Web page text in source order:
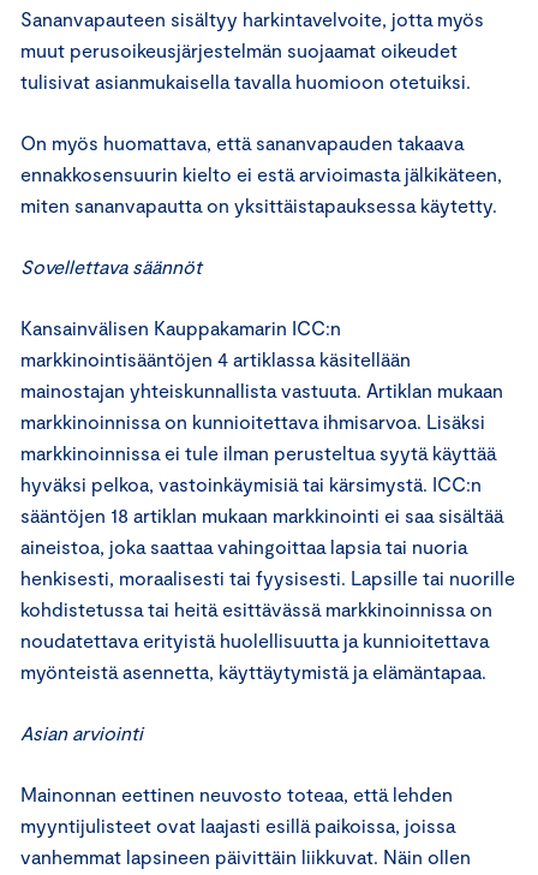
Sananvapauteen sisältyy harkintavelvoite, jotta myös
muut perusoikeusjärjestelmän suojaamat oikeudet
tulisivat asianmukaisella tavalla huomioon otetuiksi.
On myös huomattava, että sananvapauden takaava
ennakkosensuurin kielto ei estä arvioimasta jälkikäteen,
miten sananvapautta on yksittäistapauksessa käytetty.
Sovellettava säännöt
Kansainvälisen Kauppakamarin ICC:n
markkinointisääntöjen 4 artiklassa käsitellään
mainostajan yhteiskunnallista vastuuta. Artiklan mukaan
markkinoinnissa on kunnioitettava ihmisarvoa. Lisäksi
markkinoinnissa ei tule ilman perusteltua syytä käyttää
hyväksi pelkoa, vastoinkäymisiä tai kärsimystä. ICC:n
sääntöjen 18 artiklan mukaan markkinointi ei saa sisältää
aineistoa, joka saattaa vahingoittaa lapsia tai nuoria
henkisesti, moraalisesti tai fyysisesti. Lapsille tai nuorille
kohdistetussa tai heitä esittävässä markkinoinnissa on
noudatettava erityistä huolellisuutta ja kunnioitettava
myönteistä asennetta, käyttäytymistä ja elämäntapaa.
Asian arviointi
Mainonnan eettinen neuvosto toteaa, että lehden
myyntijulisteet ovat laajasti esillä paikoissa, joissa
vanhemmat lapsineen päivittäin liikkuvat. Näin ollen